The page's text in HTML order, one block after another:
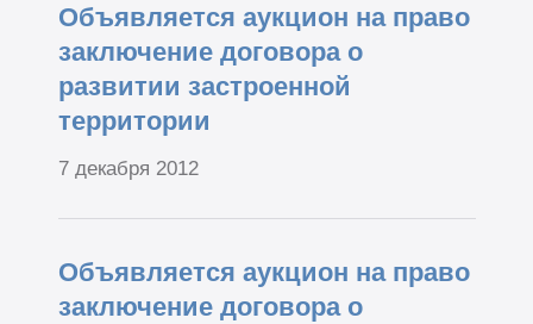
Объявляется аукцион на право
заключение договора о
развитии застроенной
территории
7 декабря 2012
Объявляется аукцион на право
заключение договора о